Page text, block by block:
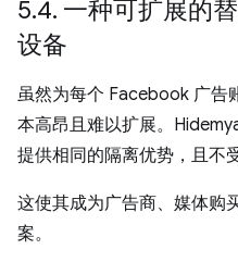
5.4. 一种可扩展的
设备
虽然为每个 Facebook 广告
本高昂且难以扩展。
提供相同的隔离优势，且不
这使其成为广告商、媒体购
案。